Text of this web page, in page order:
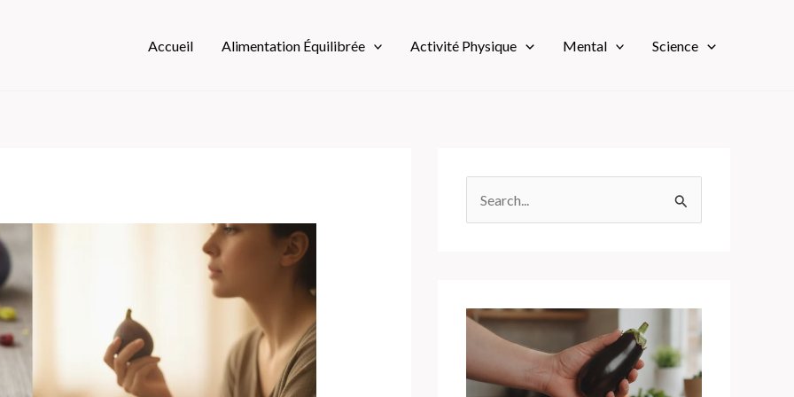
Accueil Alimentation Équilibrée Activité Physique Mental Science
c